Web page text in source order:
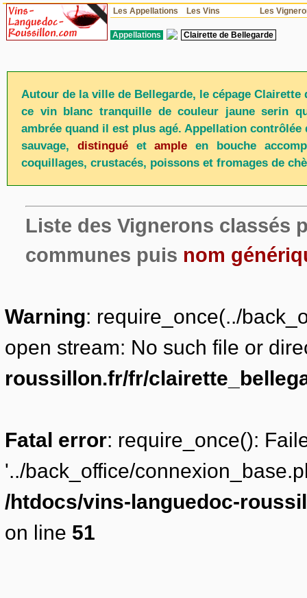
Les Appellations Les Vins Les
Appellations Clairette de Bellegarde
Autour de la ville de Bellegarde, le cépage Clairette
ce vin blanc tranquille de couleur jaune serin
ambrée quand il est plus agé. Appellation contrôlée
sauvage, distinguéetample en bouche
coquillages, crustacés, poissons et fromages de
Liste des Vignerons classés
communes puis nom
Warning: require_once(../
open stream: No such file or
roussillon.fr/fr/
Fatal error: require_once():
'../back_office/
/htdocs/vins-languedoc-
on line 51